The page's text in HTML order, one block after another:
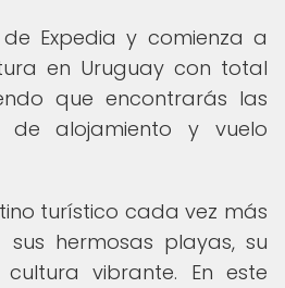
Expedia y comienza a
en Uruguay con total
que encontrarás las
de alojamiento y vuelo
turístico cada vez más
hermosas playas, su
vibrante. En este